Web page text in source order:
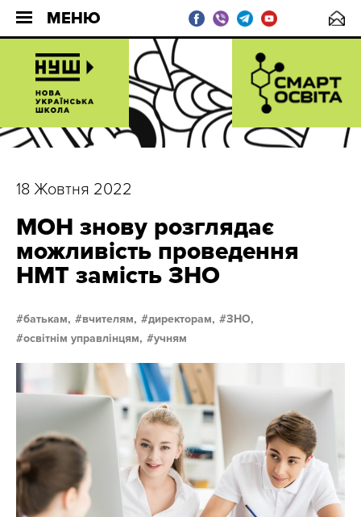
МЕНЮ
18 Жовтня 2022
МОН знову розглядає
можливість проведення
НМТ замість ЗНО
батькам, вчителям, директорам,
ЗНО,
освітнім управлінцям,
учням